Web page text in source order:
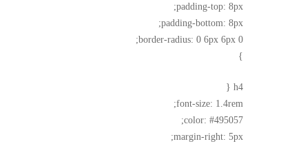
padding-top: 8px;
padding-bottom: 8px;
border-radius: 0 6px 6px 0;
}
h4 {
font-size: 1.4rem;
color: #495057;
margin-right: 5px;